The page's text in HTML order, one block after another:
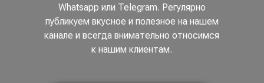
Whatsapp или Telegram. Регулярно
публикуем вкусное и полезное на нашем
канале и всегда внимательно относимся
к нашим клиентам.